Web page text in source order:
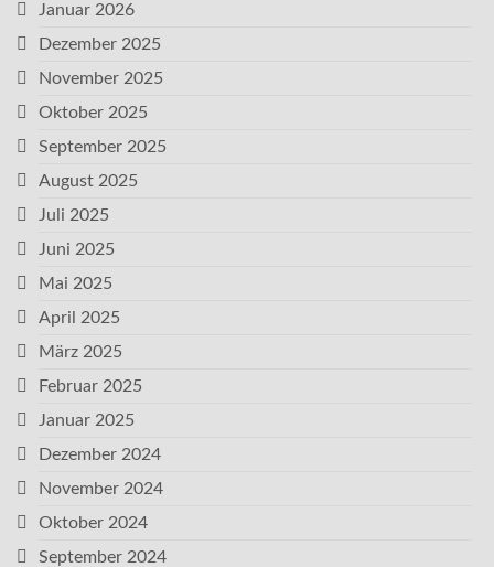
Januar 2026
Dezember 2025
November 2025
Oktober 2025
September 2025
August 2025
Juli 2025
Juni 2025
Mai 2025
April 2025
März 2025
Februar 2025
Januar 2025
Dezember 2024
November 2024
Oktober 2024
September 2024